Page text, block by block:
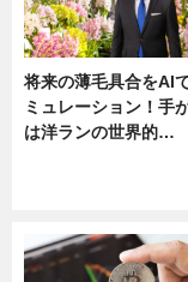
将来の薄毛具合をAI
ミュレーション！手
は洋ランの世界的…